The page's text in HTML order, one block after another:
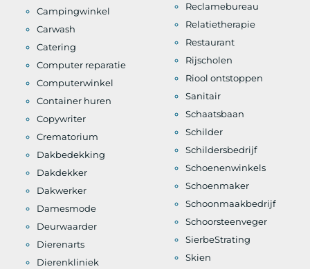
Campingwinkel
Carwash
Catering
Computer reparatie
Computerwinkel
Container huren
Copywriter
Crematorium
Dakbedekking
Dakdekker
Dakwerker
Damesmode
Deurwaarder
Dierenarts
Dierenkliniek
Reclamebureau
Relatietherapie
Restaurant
Rijscholen
Riool ontstoppen
Sanitair
Schaatsbaan
Schilder
Schildersbedrijf
Schoenenwinkels
Schoenmaker
Schoonmaakbedrijf
Schoorsteenveger
SierbeStrating
Skien